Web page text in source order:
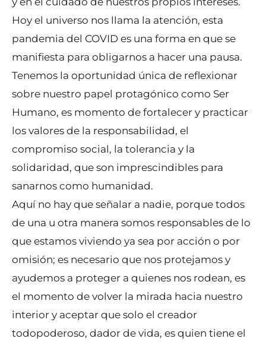
Hoy el universo nos llama la atención, esta
pandemia del COVID es una forma en que se
manifiesta para obligarnos a hacer una pausa.
Tenemos la oportunidad única de reflexionar
sobre nuestro papel protagónico como Ser
Humano, es momento de fortalecer y practicar
los valores de la responsabilidad, el
compromiso social, la tolerancia y la
solidaridad, que son imprescindibles para
sanarnos como humanidad.
Aquí no hay que señalar a nadie, porque todos
de una u otra manera somos responsables de lo
que estamos viviendo ya sea por acción o por
omisión; es necesario que nos protejamos y
ayudemos a proteger a quienes nos rodean, es
el momento de volver la mirada hacia nuestro
interior y aceptar que solo el creador
todopoderoso, dador de vida, es quien tiene el